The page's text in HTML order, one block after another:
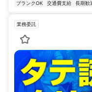
ブランクOK
交通費支給 長期歓
業務委託